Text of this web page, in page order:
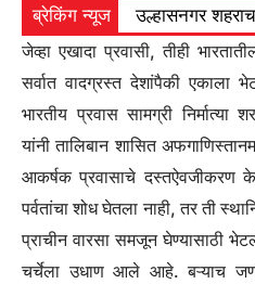
ब्रेकिंग न्यूज उल्हासनगर
जेव्हा एखादा प्रवासी, तीही
सर्वात वादग्रस्त देशांपैकी एकाला
भारतीय प्रवास सामग्री
यांनी तालिबान शासित
आकर्षक प्रवासाचे दस्तऐवजीकरण
पर्वतांचा शोध घेतला नाही, तर ती
प्राचीन वारसा समजून घेण्यासाठी
चर्चेला उधाण आले आहे. बऱ्याच